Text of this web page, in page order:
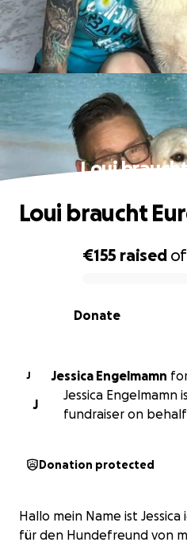
Loui
0% complete
€155 raised of
Donate
Loui braucht
J Jessica Engelmamn
J
Jessica Engelmamn
fundraiser on
Donation protected
Hallo mein Name ist
für den Hundefreund von